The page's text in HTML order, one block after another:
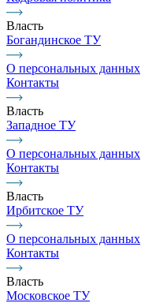
Власть
Богандинское ТУ
О персональных данных
Контакты
Власть
Западное ТУ
О персональных данных
Контакты
Власть
Ирбитское ТУ
О персональных данных
Контакты
Власть
Московское ТУ